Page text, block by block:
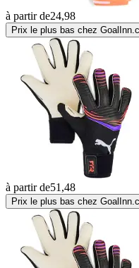
à partir de24,98
Prix le plus bas chez
à partir de51,48
Prix le plus bas chez